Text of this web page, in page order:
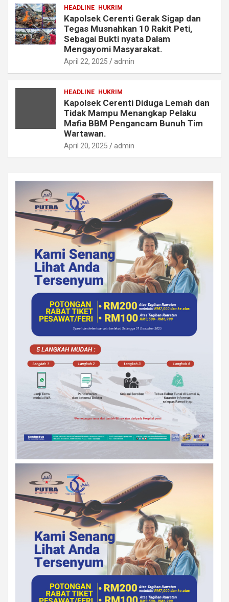
HEADLINE HUKRIM
Kapolsek Cerenti Gerak Sigap dan
Tegas Musnahkan 10 Rakit Peti,
Sebagai Bukti nyata Dalam
Mengayomi Masyarakat.
April 22, 2025 admin
HEADLINE HUKRIM
Kapolsek Cerenti Diduga Lemah dan
Tidak Mampu Menangkap Pelaku
Mafia BBM Pengancam Bunuh Tim
Wartawan.
April 20, 2025 admin